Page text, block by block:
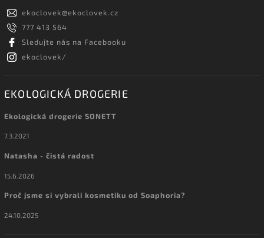
ekoclovek@ekoclovek.cz
777 413 564
Sledujte nás na Facebooku
ekoclovek/
EKOLOGICKÁ DROGERIE
Ekologická drogerie SONETT
7.3.2021
Natasha - čistá radost
15.6.2026
Proč jsme si vybrali kosmetiku od Soaphoria?
24.10.2025